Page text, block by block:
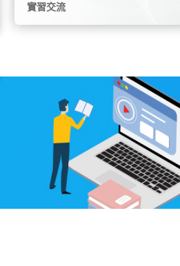
實習交流